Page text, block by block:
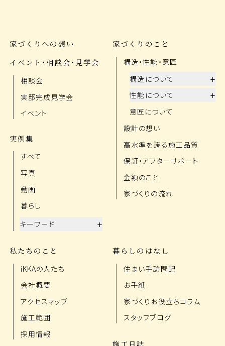
家づくりへの想い
イベント・相談会・見学会
相談会
実邸完成見学会
イベント
実例集
すべて
写真
動画
暮らし
キーワード
+
家づくりのこと
構造・性能・意匠
構造について
+
性能について +
意匠について
設計の想い
高水準を誇る施工品質
保証・アフターサポート
金額のこと
家づくりの流れ
私たちのこと
iKKAの人たち
会社概要
アクセスマップ
施工範囲
採用情報
暮らしのはなし
住まい手訪問記
お手紙
家づくりお役立ちコラム
スタッフブログ
施工日誌